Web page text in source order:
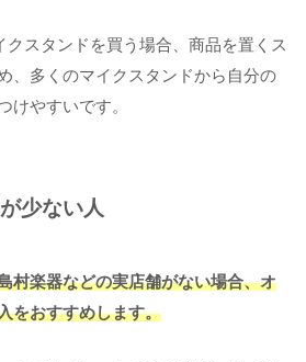
スタンドを買う場合、商品を置くス
、多くのマイクスタンドから自分の
けやすいです。
少ない人
村楽器などの実店舗がない場合、オ
をおすすめします。